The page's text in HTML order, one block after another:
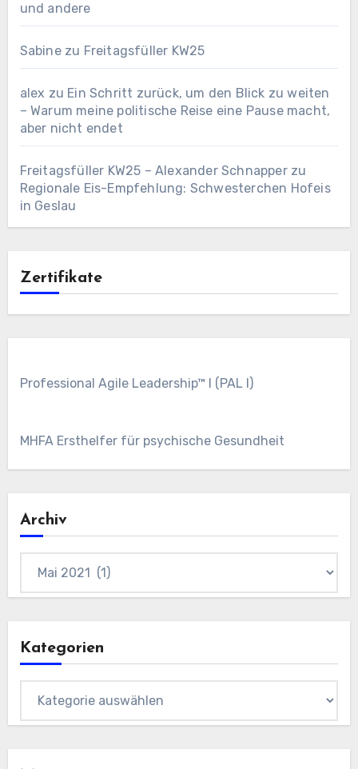
und andere
Sabinezu Freitagsfüller KW25
alex zu Ein Schritt zurück, um den Blick zu weiten
– Warum meine politische Reise eine Pause macht,
aber nicht endet
Freitagsfüller KW25 – Alexander Schnapperzu
Regionale Eis-Empfehlung: Schwesterchen Hofeis
in Geslau
Zertifikate
Professional Agile Leadership™ I (PAL I)
MHFA Ersthelfer für psychische Gesundheit
Archiv
Kategorien